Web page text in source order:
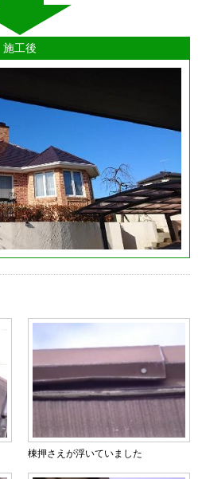
施工後
棟押さえが浮いていました